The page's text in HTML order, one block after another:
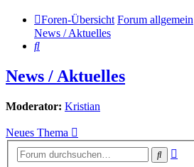
Foren-Übersicht Forum allgemein
News / Aktuelles
Suche
News / Aktuelles
Moderator: Kristian
Neues Thema
Suche